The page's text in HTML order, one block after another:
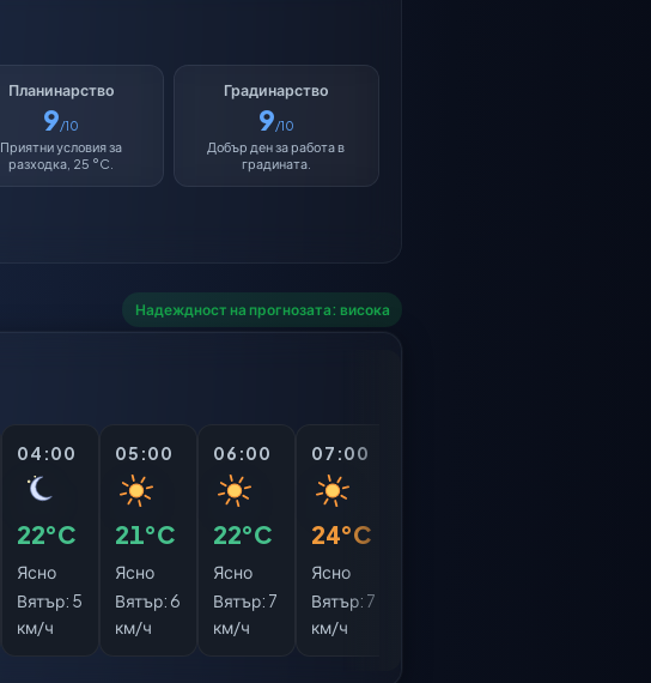
Планинарство
9/10
Приятни условия за
разходка, 25 °C.
Градинарство
9/10
Добър ден за работа в
градината.
Надеждност на прогнозата: висока
04:00
22°C
Ясно
Вятър: 5
км/ч
05:00
21°C
Ясно
Вятър: 6
км/ч
06:00
22°C
Ясно
Вятър: 7
км/ч
07:00
24°C
Ясно
Вятър: 7
км/ч